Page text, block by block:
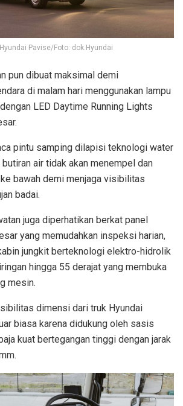
Pavise/Foto: dok.Hyundai
pun dibuat maksimal demi
di malam hari menggunakan lampu
LED Daytime Running Lights
pintu samping dilapisi teknologi water
air tidak akan menempel dan
bawah demi menjaga visibilitas
badai.
juga diperhatikan berkat panel
yang memudahkan inspeksi harian,
jungkit berteknologi elektro-hidrolik
hingga 55 derajat yang membuka
mesin.
dimensi dari truk Hyundai
biasa karena didukung oleh sasis
kuat bertegangan tinggi dengan jarak